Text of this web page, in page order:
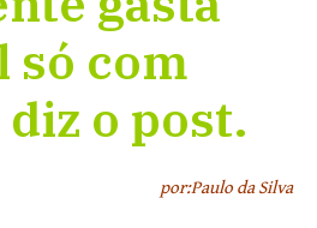
só com
o post.
por:Paulo da Silva